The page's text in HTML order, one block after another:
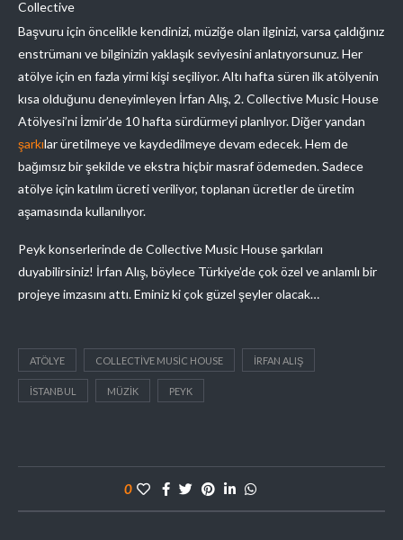
Collective
Başvuru için öncelikle kendinizi, müziğe olan ilginizi, varsa çaldığınız
enstrümanı ve bilginizin yaklaşık seviyesini anlatıyorsunuz. Her
atölye için en fazla yirmi kişi seçiliyor. Altı hafta süren ilk atölyenin
kısa olduğunu deneyimleyen İrfan Alış, 2. Collective Music House
Atölyesi’ni İzmir’de 10 hafta sürdürmeyi planlıyor. Diğer yandan
şarkılar üretilmeye ve kaydedilmeye devam edecek. Hem de
bağımsız bir şekilde ve ekstra hiçbir masraf ödemeden. Sadece
atölye için katılım ücreti veriliyor, toplanan ücretler de üretim
aşamasında kullanılıyor.
Peyk konserlerinde de Collective Music House şarkıları
duyabilirsiniz! İrfan Alış, böylece Türkiye’de çok özel ve anlamlı bir
projeye imzasını attı. Eminiz ki çok güzel şeyler olacak…
ATÖLYE COLLECTIVE MUSIC HOUSE İRFAN ALIŞ
ISTANBUL MÜZIK PEYK
0